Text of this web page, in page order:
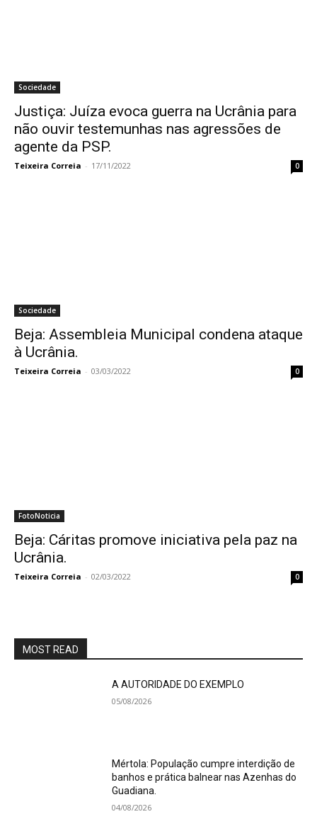
Sociedade
Justiça: Juíza evoca guerra na Ucrânia para
não ouvir testemunhas nas agressões de
agente da PSP.
Teixeira Correia - 17/11/2022 0
Sociedade
Beja: Assembleia Municipal condena ataque
à Ucrânia.
Teixeira Correia - 03/03/2022 0
FotoNoticia
Beja: Cáritas promove iniciativa pela paz na
Ucrânia.
Teixeira Correia - 02/03/2022 0
MOST READ
A AUTORIDADE DO EXEMPLO
05/08/2026
Mértola: População cumpre interdição de
banhos e prática balnear nas Azenhas do
Guadiana.
04/08/2026